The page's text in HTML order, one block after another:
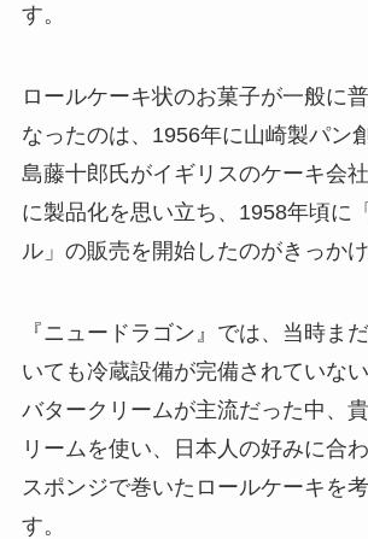
す。
ロールケーキ状のお菓子が一般に
なったのは、1956年に山崎製パン
島藤十郎氏がイギリスのケーキ会
に製品化を思い立ち、1958年頃に
ル」の販売を開始したのがきっかけ
『ニュードラゴン』では、当時ま
いても冷蔵設備が完備されていな
バタークリームが主流だった中、
リームを使い、日本人の好みに合
スポンジで巻いたロールケーキを
す。